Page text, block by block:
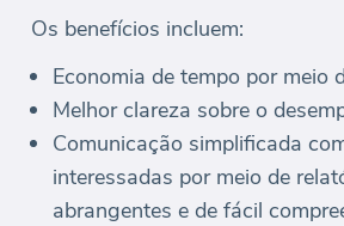
Os benefícios incluem:
Economia de tempo por meio
Melhor clareza sobre o
Comunicação simplificada
interessadas por meio de
abrangentes e de fácil